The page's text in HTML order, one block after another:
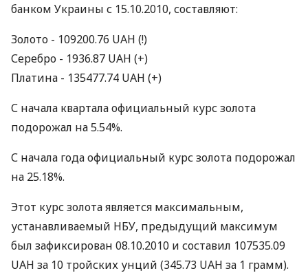
банком Украины с 15.10.2010, составляют:
Золото - 109200.76 UAH (!)
Серебро - 1936.87 UAH (+)
Платина - 135477.74 UAH (+)
С начала квартала официальный курс золота
подорожал на 5.54%.
С начала года официальный курс золота подорожал
на 25.18%.
Этот курс золота является максимальным,
устанавливаемый НБУ, предыдущий максимум
был зафиксирован 08.10.2010 и составил 107535.09
UAH за 10 тройских унций (345.73 UAH за 1 грамм).